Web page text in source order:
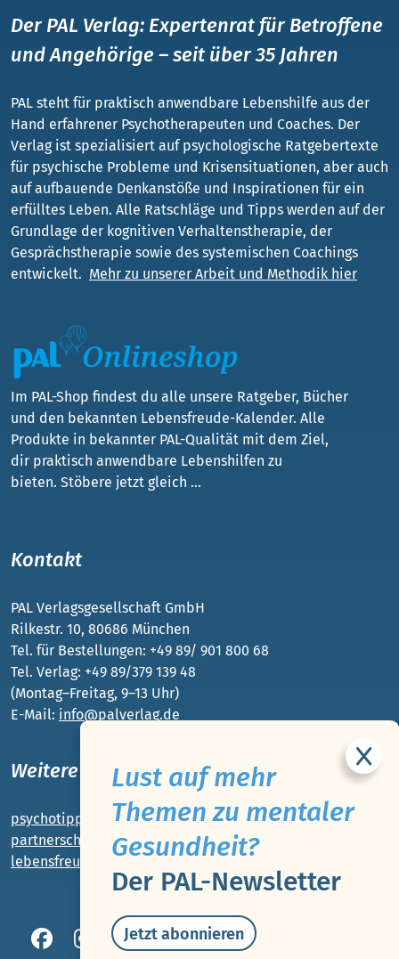
Der PAL Verlag: Expertenrat für Betroffene
und Angehörige – seit über 35 Jahren
PAL steht für praktisch anwendbare Lebenshilfe aus der
Hand erfahrener Psychotherapeuten und Coaches. Der
Verlag ist spezialisiert auf psychologische Ratgebertexte
für psychische Probleme und Krisensituationen, aber auch
auf aufbauende Denkanstöße und Inspirationen für ein
erfülltes Leben. Alle Ratschläge und Tipps werden auf der
Grundlage der kognitiven Verhaltenstherapie, der
Gesprächstherapie sowie des systemischen Coachings
entwickelt. Mehr zu unserer Arbeit und Methodik hier
Im PAL-Shop findest du alle unsere Ratgeber, Bücher
und den bekannten Lebensfreude-Kalender. Alle
Produkte in bekannter PAL-Qualität mit dem Ziel,
dir praktisch anwendbare Lebenshilfen zu
bieten. Stöbere jetzt gleich ...
Kontakt
PAL Verlagsgesellschaft GmbH
Rilkestr. 10, 80686 München
Tel. für Bestellungen: +49 89/ 901 800 68
Tel. Verlag: +49 89/379 139 48
(Montag–Freitag, 9–13 Uhr)
E-Mail: info@palverlag.de
Weitere PAL-Webseiten
psychotipps.com
partnerschaft-beziehung.de
lebensfreude-app.de
Lust auf mehr
Themen zu mentaler
Gesundheit?
Der PAL-Newsletter
Jetzt abonnieren